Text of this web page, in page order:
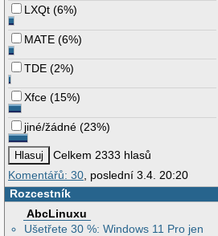
LXQt (6%)
MATE (6%)
TDE (2%)
Xfce (15%)
jiné/žádné (23%)
Celkem 2333 hlasů
Komentářů: 30, poslední 3.4. 20:20
Rozcestník
AbcLinuxu
Ušetřete 30 %: Windows 11 Pro jen